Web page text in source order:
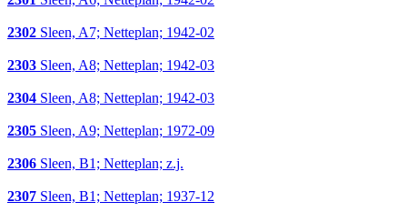
2302 Sleen, A7; Netteplan; 1942-02
2303 Sleen, A8; Netteplan; 1942-03
2304 Sleen, A8; Netteplan; 1942-03
2305 Sleen, A9; Netteplan; 1972-09
2306 Sleen, B1; Netteplan; z.j.
2307 Sleen, B1; Netteplan; 1937-12